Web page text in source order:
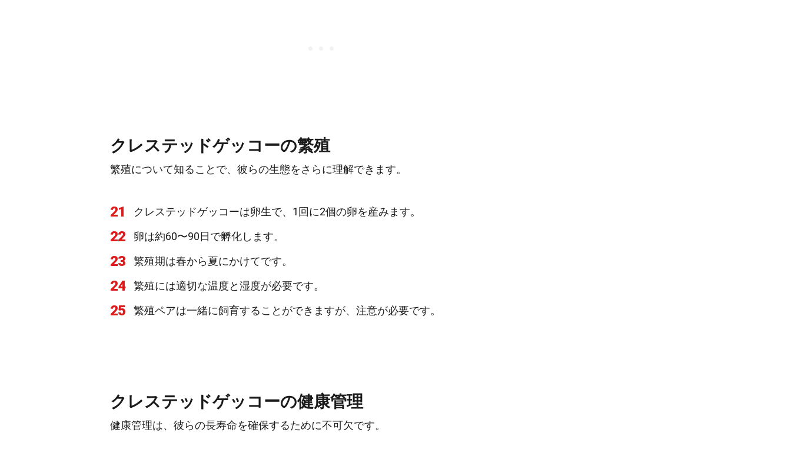
クレステッドゲッコーの繁殖
繁殖について知ることで、彼らの生態をさらに理解できます。
21 クレステッドゲッコーは卵生で、1回に2個の卵を産みます。
22 卵は約60〜90日で孵化します。
23 繁殖期は春から夏にかけてです。
24 繁殖には適切な温度と湿度が必要です。
25 繁殖ペアは一緒に飼育することができますが、注意が必要です。
クレステッドゲッコーの健康管理
健康管理は、彼らの長寿命を確保するために不可欠です。